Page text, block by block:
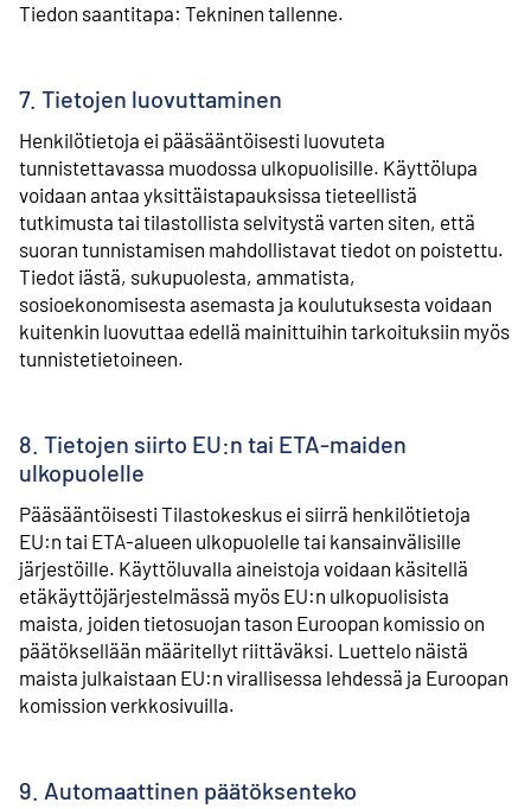
Tiedon saantitapa: Tekninen tallenne.
7. Tietojen luovuttaminen
Henkilötietoja ei pääsääntöisesti luovuteta
tunnistettavassa muodossa ulkopuolisille. Käyttölupa
voidaan antaa yksittäistapauksissa tieteellistä
tutkimusta tai tilastollista selvitystä varten siten, että
suoran tunnistamisen mahdollistavat tiedot on poistettu.
Tiedot iästä, sukupuolesta, ammatista,
sosioekonomisesta asemasta ja koulutuksesta voidaan
kuitenkin luovuttaa edellä mainittuihin tarkoituksiin myös
tunnistetietoineen.
8. Tietojen siirto EU:n tai ETA-maiden
ulkopuolelle
Pääsääntöisesti Tilastokeskus ei siirrä henkilötietoja
EU:n tai ETA-alueen ulkopuolelle tai kansainvälisille
järjestöille. Käyttöluvalla aineistoja voidaan käsitellä
etäkäyttöjärjestelmässä myös EU:n ulkopuolisista
maista, joiden tietosuojan tason Euroopan komissio on
päätöksellään määritellyt riittäväksi. Luettelo näistä
maista julkaistaan EU:n virallisessa lehdessä ja Euroopan
komission verkkosivuilla.
9. Automaattinen päätöksenteko